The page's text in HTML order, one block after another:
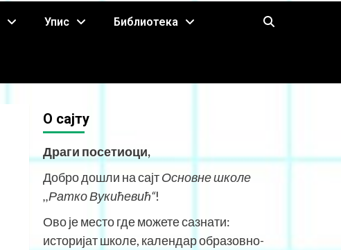
Упис Библиотека
O сајту
Драги посетиоци,
Добро дошли на сајтОсновне школе
,,Ратко Вукићевић“!
Ово је место где можете сазнати:
историјат школе, календар образовно-